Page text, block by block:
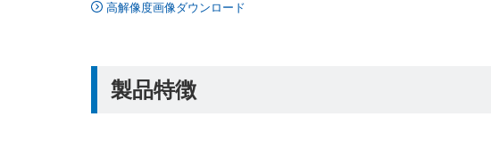
高解像度画像ダウンロード
製品特徴